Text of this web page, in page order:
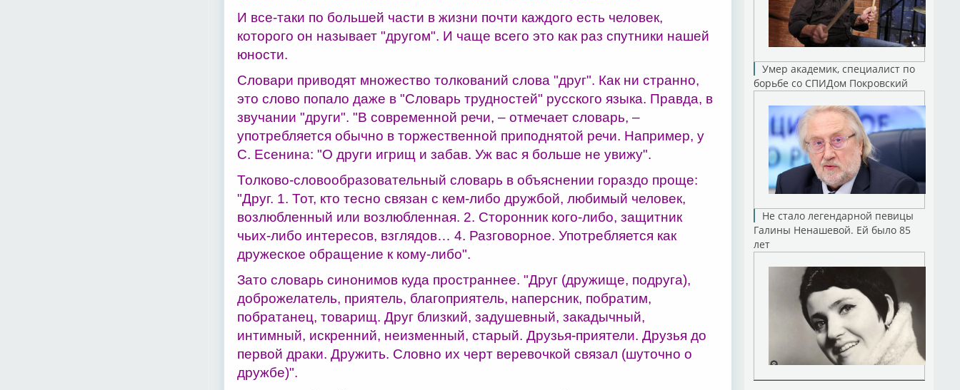
И все-таки по большей части в жизни почти каждого есть человек,
которого он называет "другом". И чаще всего это как раз спутники нашей
юности.
Словари приводят множество толкований слова "друг". Как ни странно,
это слово попало даже в "Словарь трудностей" русского языка. Правда, в
звучании "други". "В современной речи, – отмечает словарь, –
употребляется обычно в торжественной приподнятой речи. Например, у
С. Есенина: "О други игрищ и забав. Уж вас я больше не увижу".
Толково-словообразовательный словарь в объяснении гораздо проще:
"Друг. 1. Тот, кто тесно связан с кем-либо дружбой, любимый человек,
возлюбленный или возлюбленная. 2. Сторонник кого-либо, защитник
чьих-либо интересов, взглядов… 4. Разговорное. Употребляется как
дружеское обращение к кому-либо".
Зато словарь синонимов куда пространнее. "Друг (дружище, подруга),
доброжелатель, приятель, благоприятель, наперсник, побратим,
побратанец, товарищ. Друг близкий, задушевный, закадычный,
интимный, искренний, неизменный, старый. Друзья-приятели. Друзья до
первой драки. Дружить. Словно их черт веревочкой связал (шуточно о
дружбе)".
Умер академик, специалист по
борьбе со СПИДом Покровский
Не стало легендарной певицы
Галины Ненашевой. Ей было 85
лет